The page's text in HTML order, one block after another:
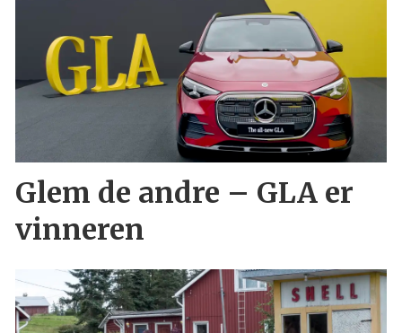
Glem de andre – GLA er
vinneren